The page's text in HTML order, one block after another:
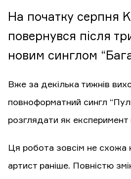
На початку серпня
повернувся після
новим синглом
Вже за декілька тижнів
повноформатний сингл
розглядати як експеримент
Ця робота зовсім не схожа
артист раніше. Повністю